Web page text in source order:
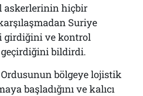
askerlerinin hiçbir
Suriye
girdiğini ve kontrol
geçirdiğini bildirdi.
bölgeye lojistik
başladığını ve kalıcı